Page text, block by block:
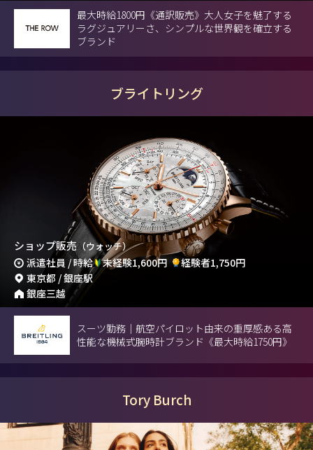
最大時給1800円《通訳販売》大人女子を魅了する
ラグジュアリーさ、シンプルな世界観を確立する
ブランド
ブライトリング
ショップ販売（ウォッチ）
派遣社員 / 時給 未経験1,600円
経験者1,750円
東京都 / 銀座駅
銀座三越
スーツ勤務｜航空パイロット由来の重厚感ある高
性能な機械式腕時計ブランド《最大時給1750円》
Tory Burch